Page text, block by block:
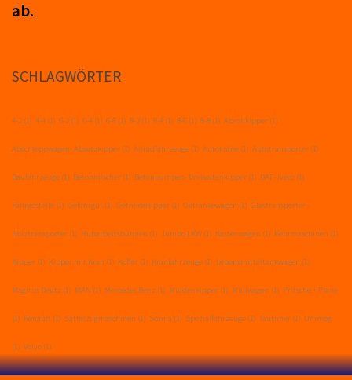
ab.
SCHLAGWÖRTER
4-2 (1) 4-4 (1) 6-2 (1) 6-4 (1) 6-6 (1) 8-2 (1) 8-4 (1) 8-6 (1) 8-8 (1) Abrollkipper (1)
Abschleppwagen- Absetzkipper (1) Allradfahrzeuge (1) Autokräne (1) Autotransporter (1)
Baufahrzeuge (1) Betonmischer (1) Betonpumpen- Dreiseitenkipper (1) DAF- Iveco (1)
Fahrgestelle (1) Gefahrgut (1) Getreidekipper (1) Getränkewagen (1) Glastransporter -
Holztransporter (1) Hubarbeitsbühnen (1) Jumbo LKW (1) Kastenwagen (1) Kehrmaschinen (1)
Kipper (1) Kipper mit Kran (1) Koffer (1) Kranfahrzeuge (1) Lebensmitteltankwagen (1)
Magirus Deutz (1) MAN (1) Mercedes Benz (1) Muldenkipper (1) Müllwagen (1) Pritsche + Plane
(1) Renault (1) Sattelzugmaschinen (1) Scania (1) Spezialfahrzeuge (1) Tautliner (1) Unimog
(1) Volvo (1)